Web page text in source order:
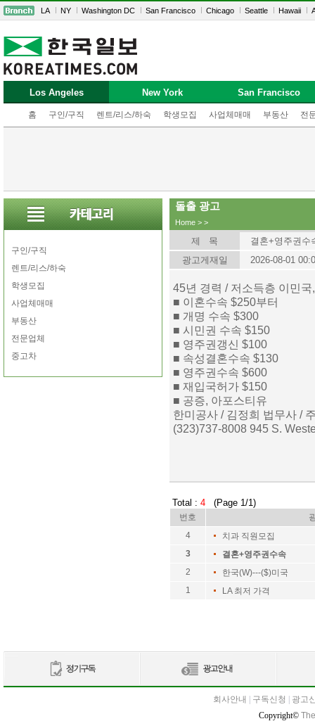
LA NY Washington DC San Francisco Chicago Seattle Hawaii
Los Angeles
홈 구인/구직 렌트/리스/하숙 학생모집 사업체매매 부동산 전
New York San Francisco
구인/구직
렌트/리스/하숙
학생모집
사업체매매
부동산
전문업체
중고차
돌출 광고
Home > >
제 목
결혼+영주권수
광고게재일
2026-08-01
45년 경력 / 저소득층 이민
■ 이혼수속 $250부터
■ 개명 수속 $300
■ 시민권 수속 $150
■ 영주권갱신 $100
■ 속성결혼수속 $130
■ 영주권수속 $600
■ 재입국허가 $150
■ 공증, 아포스티유
한미공사 / 김정희 법무사 /
(323)737-8008 945 S.
Total : 4 (Page 1/1)
번호
4
치과 직원모집
3
결혼+영주권수속
2
한국(W)---($)미국
1
LA 최저 가격
회사안내 구독신청
광고
Copyright©